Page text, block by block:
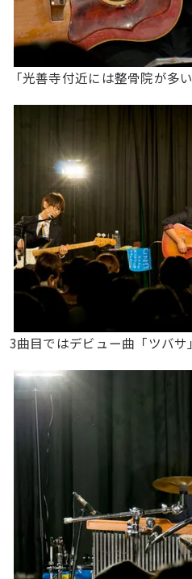
「光善寺付近には整骨院が多
3曲目ではデビュー曲「ツバサ